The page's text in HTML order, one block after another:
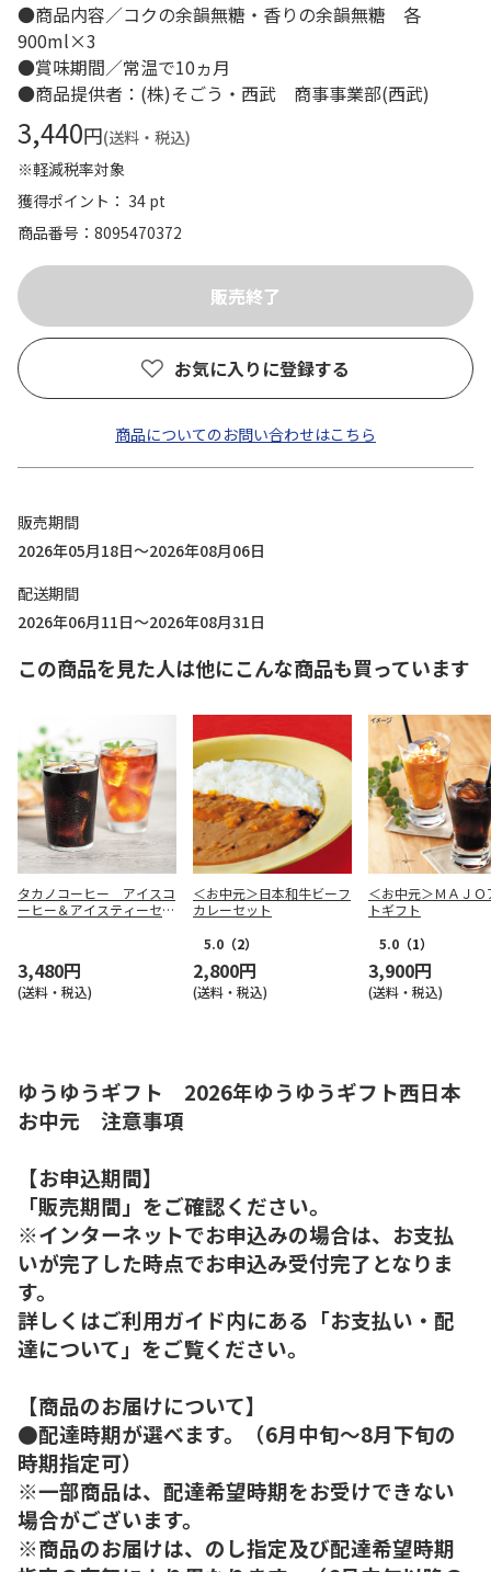
●商品内容／コクの余韻無糖・香りの余韻無糖 各
900ml×3
●賞味期間／常温で10ヵ月
●商品提供者：(株)そごう・西武 商事事業部(西武)
3,440円(送料・税込)
※軽減税率対象
獲得ポイント： 34 pt
商品番号
8095470372
お気に入りに登録する
商品についてのお問い合わせはこちら
販売期間
2026年05月18日～2026年08月06日
配送期間
2026年06月11日～2026年08月31日
この商品を見た人は他にこんな商品も買っています
タカノコーヒー アイスコ
ーヒー＆アイスティーセッ
3,480円
(送料・税込)
＜お中元＞日本和牛ビーフ
カレーセット
5.0 （2）
2,800円
(送料・税込)
＜お中元＞ＭＡＪＯ
トギフト
5.0 （1）
3,900円
(送料・税込)
ゆうゆうギフト 2026年ゆうゆうギフト西日本
お中元 注意事項
【お申込期間】
「販売期間」をご確認ください。
※インターネットでお申込みの場合は、お支払
いが完了した時点でお申込み受付完了となりま
す。
詳しくはご利用ガイド内にある「お支払い・配
達について」をご覧ください。
【商品のお届けについて】
●配達時期が選べます。（6月中旬～8月下旬の
時期指定可）
※一部商品は、配達希望時期をお受けできない
場合がございます。
※商品のお届けは、のし指定及び配達希望時期